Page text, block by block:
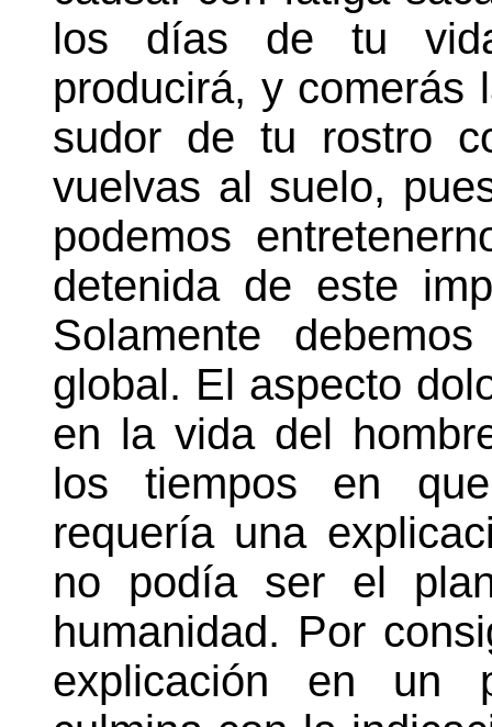
los días de tu
producirá, y comerás
sudor de tu rostro
vuelvas al suelo,
podemos
detenida de este
Solamente
global. El aspecto
en la vida del
los tiempos en
requería una
no podía ser el
humanidad. Por
explicación en un